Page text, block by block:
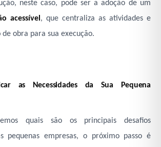
neste caso, pode ser a adoção de um
acessível, que centraliza as atividades e
obra para sua execução.
as Necessidades da Sua Pequena
quais são os principais desafios
pequenas empresas, o próximo passo é